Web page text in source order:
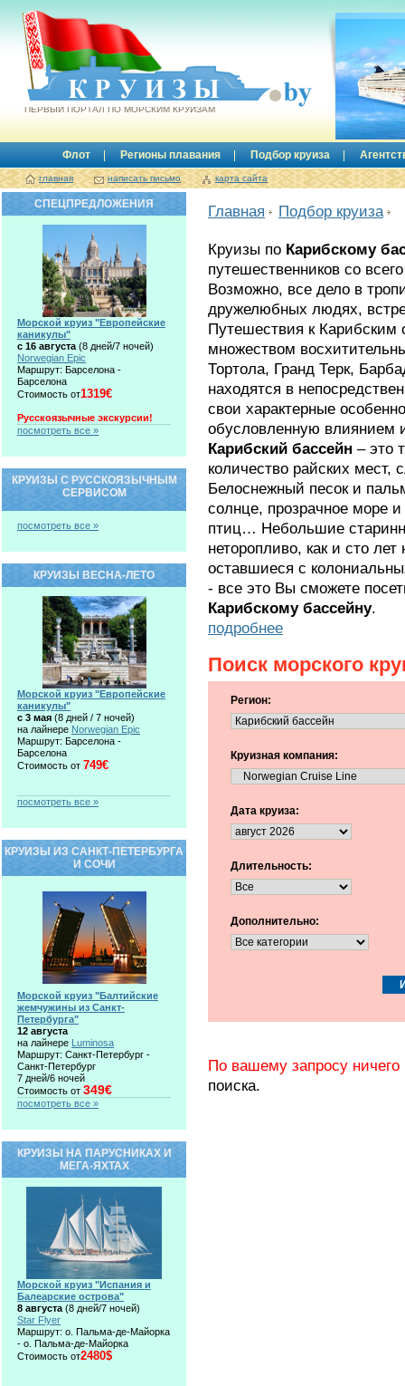
Круизы.by
ПЕРВЫЙ ПОРТАЛ ПО МОРСКИМ КРУИЗАМ
Флот Регионы плавания Подбор круиза
главная написать письмо карта сайта
Главная Подбор круиза
Круизы по Карибскому
путешественников со
Возможно, все дело в
дружелюбных людях,
Путешествия к Карибским
множеством
Тортола, Гранд Терк,
находятся в
свои характерные
обусловленную влиянием
Карибский бассейн – это
количество райских
Белоснежный песок и
солнце, прозрачное море и
птиц… Небольшие
неторопливо, как и сто
оставшиеся с
- все это Вы сможете
Карибскому бассейну.
подробнее
Поиск морского
Регион:
Круизная компания:
Дата круиза:
Длительность:
Дополнительно:
По вашему запросу ничего
поиска.
СПЕЦПРЕДЛОЖЕНИЯ
Морской круиз "Европейские
каникулы"
с 16 августа (8 дней/7 ночей)
Norwegian Epic
Маршрут: Барселона -
Барселона
Стоимость от1319€
Русскоязычные экскурсии!
посмотреть все »
КРУИЗЫ С РУССКОЯЗЫЧНЫМ
СЕРВИСОМ
посмотреть все »
КРУИЗЫ ВЕСНА-ЛЕТО
Морской круиз "Европейские
каникулы"
c 3 мая (8 дней / 7 ночей)
на лайнере Norwegian Epic
Маршрут: Барселона -
Барселона
Стоимость от 749€
посмотреть все »
КРУИЗЫ ИЗ САНКТ-ПЕТЕРБУРГА
И СОЧИ
Морской круиз "Балтийские
жемчужины из Санкт-
Петербурга"
12 августа
на лайнере Luminosa
Маршрут: Санкт-Петербург -
Санкт-Петербург
7 дней/6 ночей
Стоимость от 349€
посмотреть все »
КРУИЗЫ НА ПАРУСНИКАХ И
МЕГА-ЯХТАХ
Морской круиз "Испания и
Балеарские острова"
8 августа (8 дней/7 ночей)
Star Flyer
Маршрут: о. Пальма-де-Майорка
- о. Пальма-де-Майорка
Стоимость от2480$